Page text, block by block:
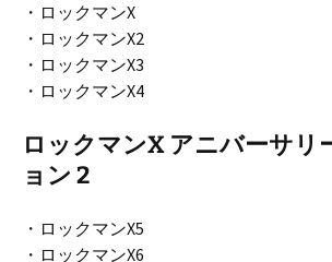
・ロックマンX
・ロックマンX2
・ロックマンX3
・ロックマンX4
ロックマンX アニバーサリ
ョン 2
・ロックマンX5
・ロックマンX6